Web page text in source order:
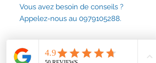
Vous avez besoin de conseils ?
Appelez-nous au 0979105288.